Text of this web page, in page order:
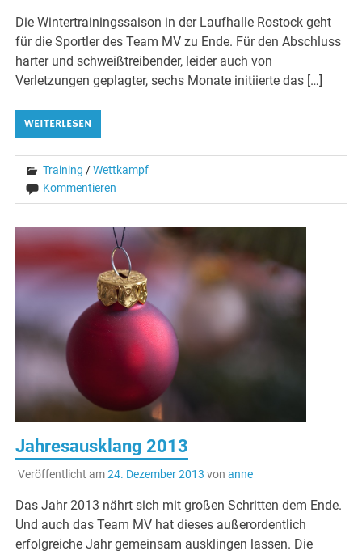
Die Wintertrainingssaison in der Laufhalle Rostock geht
für die Sportler des Team MV zu Ende. Für den Abschluss
harter und schweißtreibender, leider auch von
Verletzungen geplagter, sechs Monate initiierte das […]
WEITERLESEN
Training /Wettkampf
Kommentieren
Jahresausklang 2013
Veröffentlicht am24. Dezember 2013 von anne
Das Jahr 2013 nährt sich mit großen Schritten dem Ende.
Und auch das Team MV hat dieses außerordentlich
erfolgreiche Jahr gemeinsam ausklingen lassen. Die